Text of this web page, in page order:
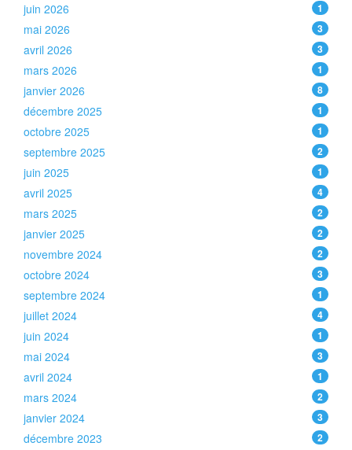
juin 2026 1
mai 2026 3
avril 2026 3
mars 2026 1
janvier 2026 8
décembre 2025 1
octobre 2025 1
septembre 2025 2
juin 2025 1
avril 2025 4
mars 2025 2
janvier 2025 2
novembre 2024 2
octobre 2024 3
septembre 2024 1
juillet 2024 4
juin 2024 1
mai 2024 3
avril 2024 1
mars 2024 2
janvier 2024 3
décembre 2023 2